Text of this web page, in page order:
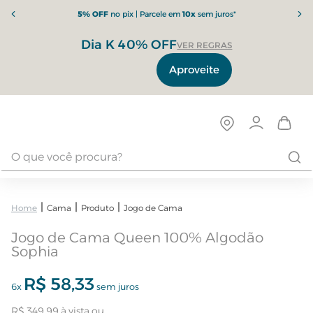
5% OFFno pix | Parcele em10xsem juros*
Dia K 40% OFFVER REGRAS
Aproveite
Cama Produto Jogo de Cama
Jogo de Cama Queen 100% Algodão
Sophia
6x R$ 58,33sem juros